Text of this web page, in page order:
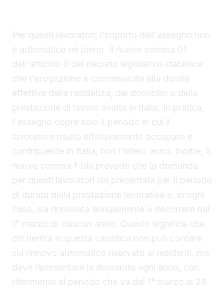
Per questi lavoratori, l'importo dell'assegno non
è automatico né pieno. Il nuovo comma 01
dell'articolo 6 del decreto legislativo stabilisce
che l'erogazione è commisurata alla durata
effettiva della residenza, del domicilio o della
prestazione di lavoro svolta in Italia. In pratica,
l'assegno copre solo il periodo in cui il
lavoratore risulta effettivamente occupato e
contribuente in Italia, non l'intero anno. Inoltre, il
nuovo comma 1-bis prevede che la domanda
per questi lavoratori sia presentata per il periodo
di durata della prestazione lavorativa e, in ogni
caso, sia rinnovata annualmente a decorrere dal
1° marzo di ciascun anno. Questo significa che
chi rientra in questa casistica non può contare
sul rinnovo automatico riservato ai residenti, ma
deve ripresentare la domanda ogni anno, con
riferimento al periodo che va dal 1° marzo al 28